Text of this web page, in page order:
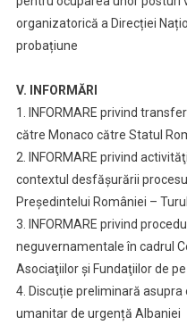
organizatorică a Direcției
probațiune
V. INFORMĂRI
1. INFORMARE privind
către Monaco către Statul
2. INFORMARE privind
contextul desfăşurării
Preşedintelui României –
3. INFORMARE privind
neguvernamentale în cadrul
Asociaţiilor şi Fundaţiilor de
4. Discuție preliminară
umanitar de urgență Albaniei